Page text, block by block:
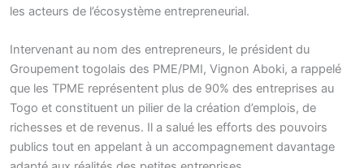
les acteurs de l’écosystème entrepreneurial.
Intervenant au nom des entrepreneurs, le président du
Groupement togolais des PME/PMI, Vignon Aboki, a rappelé
que les TPME représentent plus de 90% des entreprises au
Togo et constituent un pilier de la création d’emplois, de
richesses et de revenus. Il a salué les efforts des pouvoirs
publics tout en appelant à un accompagnement davantage